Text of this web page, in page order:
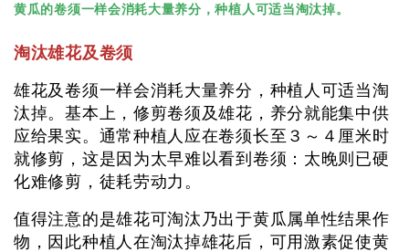
黄瓜的卷须一样会消耗大量养分，种植人可适当淘汰掉。
淘汰雄花及卷须
雄花及卷须一样会消耗大量养分，种植人可适当淘
汰掉。基本上，修剪卷须及雄花，养分就能集中供
应给果实。通常种植人应在卷须长至３～４厘米时
就修剪，这是因为太早难以看到卷须：太晚则已硬
化难修剪，徒耗劳动力。
值得注意的是雄花可淘汰乃出于黄瓜属单性结果作
物，因此种植人在淘汰掉雄花后，可用激素促使黄